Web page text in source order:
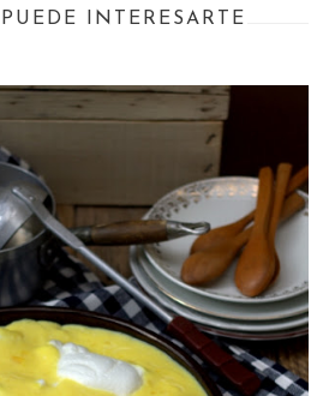
INTERESARTE